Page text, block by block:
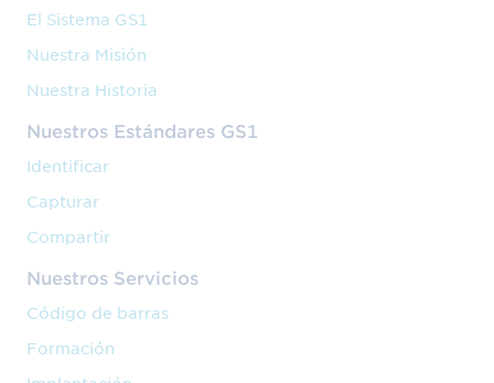
El Sistema GS1
Nuestra Misión
Nuestra Historia
Nuestros Estándares GS1
Identificar
Capturar
Compartir
Nuestros Servicios
Código de barras
Formación